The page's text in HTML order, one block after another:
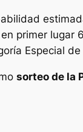
primer lugar
Especial
sorteo de la